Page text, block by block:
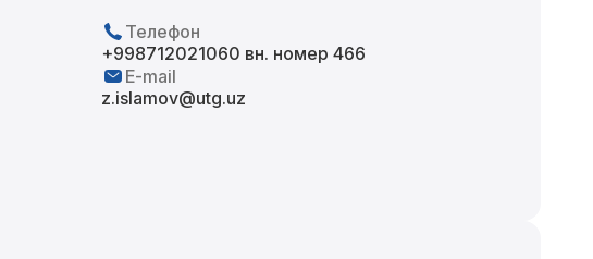
Телефон
+998712021060 вн. номер 466
E-mail
z.islamov@utg.uz